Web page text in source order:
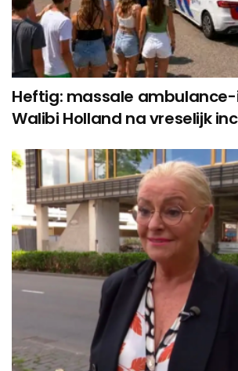
Heftig: massale
Walibi Holland na vreselijk